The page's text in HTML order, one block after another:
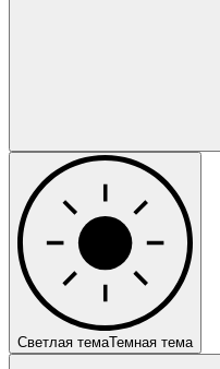
Светлая темаТемная тема